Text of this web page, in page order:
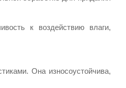
к воздействию влаги,
Она износоустойчива,